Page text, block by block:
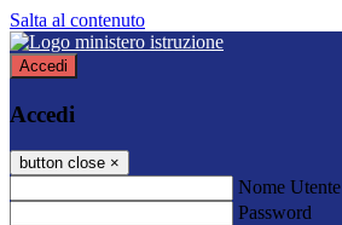
Salta al contenuto
Accedi
Accedi
button close ×
Nome Utente
Password